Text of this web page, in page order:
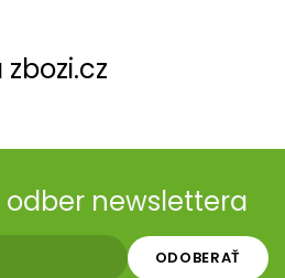
odber newslettera
ODOBERAŤ